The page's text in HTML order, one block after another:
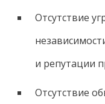
Отсутствие
и репутации
Отсутствие